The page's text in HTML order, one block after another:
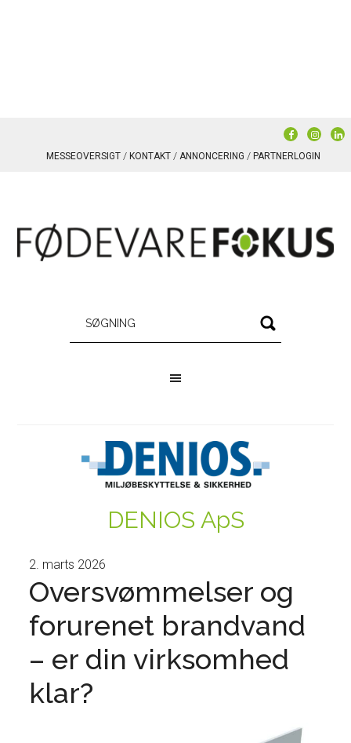
MESSEOVERSIGT KONTAKT ANNONCERING PARTNERLOGIN
DENIOS ApS
2. marts 2026
Oversvømmelser og
forurenet brandvand
– er din virksomhed
klar?